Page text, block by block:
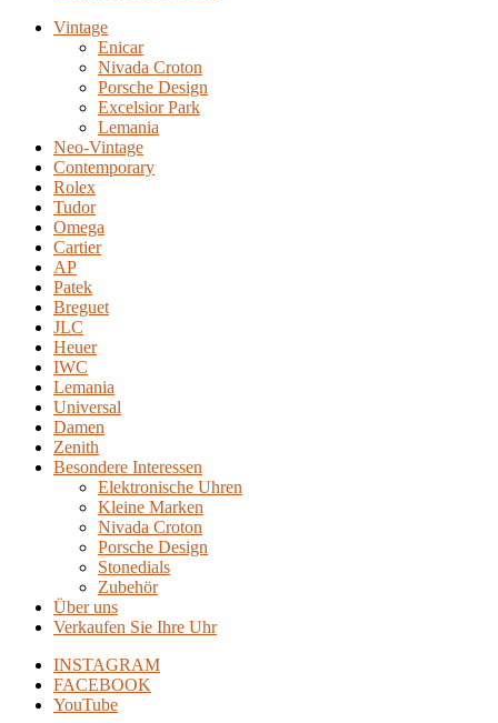
Vintage
Enicar
Nivada Croton
Porsche Design
Excelsior Park
Lemania
Neo-Vintage
Contemporary
Rolex
Tudor
Omega
Cartier
AP
Patek
Breguet
JLC
Heuer
IWC
Lemania
Universal
Damen
Zenith
Besondere Interessen
Elektronische Uhren
Kleine Marken
Nivada Croton
Porsche Design
Stonedials
Zubehör
Über uns
Verkaufen Sie Ihre Uhr
INSTAGRAM
FACEBOOK
YouTube